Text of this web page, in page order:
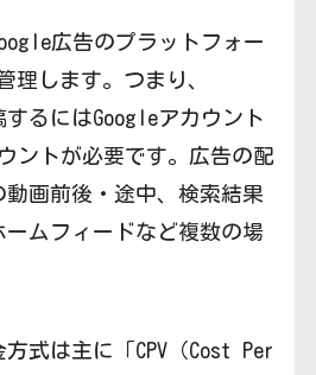
広告のプラットフォー
理します。つまり、
するにはGoogleアカウント
ントが必要です。広告の配
動画前後・途中、検索結果
ームフィードなど複数の場
方式は主に「CPV（Cost Per